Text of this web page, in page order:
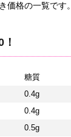
価格の一覧です。
糖質
0.4g
0.4g
0.5g